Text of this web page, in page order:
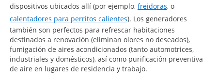
dispositivos ubicados allí (por ejemplo, freidoras, o
calentadores para perritos calientes). Los generadores
también son perfectos para refrescar habitaciones
destinados a renovación (eliminan olores no deseados),
fumigación de aires acondicionados (tanto automotrices,
industriales y domésticos), así como purificación preventiva
de aire en lugares de residencia y trabajo.